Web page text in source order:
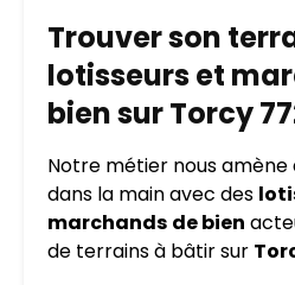
Trouver son
lotisseurs et
bien sur Torcy
Notre métier nous
dans la main avec des
marchands de bien
de terrains à bâtir sur